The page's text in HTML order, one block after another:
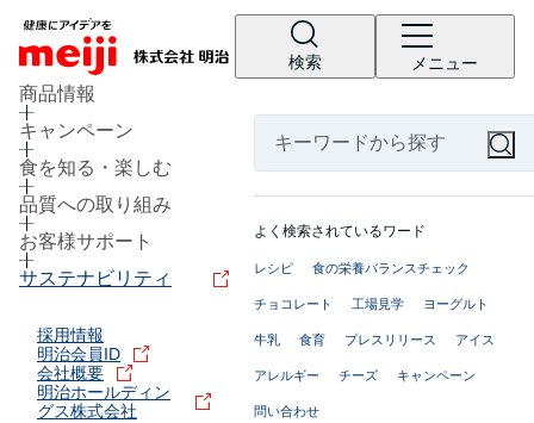
検索 メニュー
商品情報
キャンペーン
食を知る・楽しむ
品質への取り組み
お客様サポート
サステナビリティ
採用情報
明治会員ID
会社概要
明治ホールディン
グス株式会社
よく検索されているワード
レシピ 食の栄養バランスチェック
チョコレート 工場見学 ヨーグルト
牛乳 食育 プレスリリース アイス
アレルギー チーズ キャンペーン
問い合わせ